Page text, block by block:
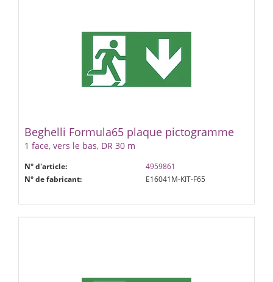
Beghelli Formula65 plaque pictogramme
1 face, vers le bas, DR 30 m
N° d'article:
4959861
N° de fabricant:
E16041M-KIT-F65